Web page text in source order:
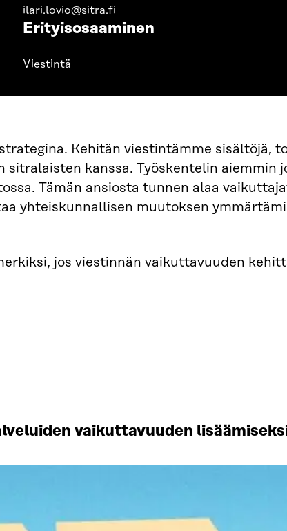
ilari.lovio@sitra.fi
Erityisosaaminen
Viestintä
Kehitän viestintämme sisältöjä,
sitralaisten kanssa. Työskentelin aiemmin
Tämän ansiosta tunnen alaa
yhteiskunnallisen muutoksen
jos viestinnän vaikuttavuuden
vaikuttavuuden